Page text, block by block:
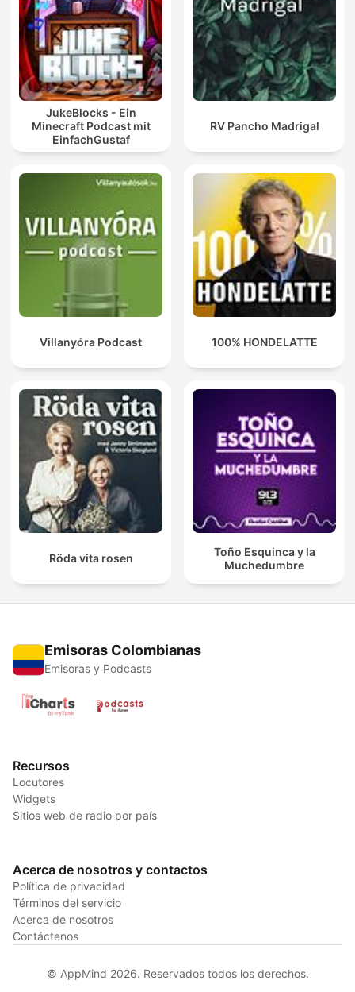
JukeBlocks - Ein
Minecraft Podcast mit
EinfachGustaf
RV Pancho Madrigal
Villanyóra Podcast 100% HONDELATTE
Röda vita rosen
Toño Esquinca y la
Muchedumbre
Emisoras Colombianas
Emisoras y Podcasts
Recursos
Locutores
Widgets
Sitios web de radio por país
Acerca de nosotros y contactos
Política de privacidad
Términos del servicio
Acerca de nosotros
Contáctenos
© AppMind 2026. Reservados todos los derechos.